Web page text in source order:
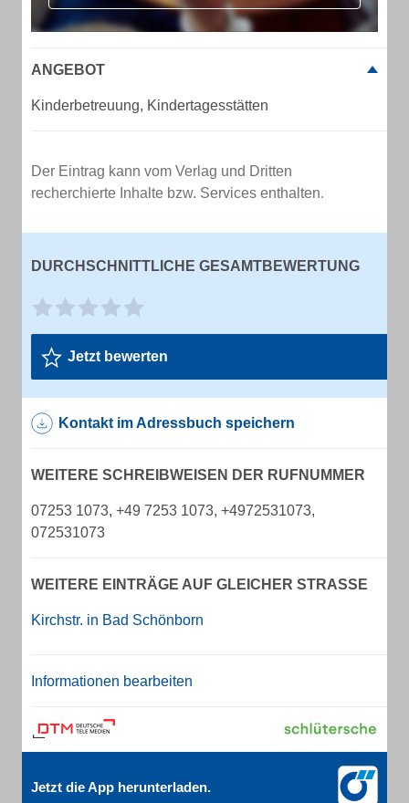
ANGEBOT
Kinderbetreuung, Kindertagesstätten
Der Eintrag kann vom Verlag und Dritten
recherchierte Inhalte bzw. Services enthalten.
DURCHSCHNITTLICHE GESAMTBEWERTUNG
Jetzt bewerten
Kontakt im Adressbuch speichern
WEITERE SCHREIBWEISEN DER RUFNUMMER
07253 1073, +49 7253 1073, +4972531073,
072531073
WEITERE EINTRÄGE AUF GLEICHER STRASSE
Kirchstr. in Bad Schönborn
Informationen bearbeiten
Jetzt die App herunterladen.